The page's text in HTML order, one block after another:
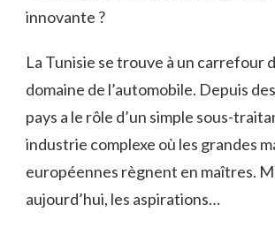
innovante ?
La Tunisie se trouve à un carrefour
domaine de l’automobile. Depuis
pays a le rôle d’un simple sous-
industrie complexe où les grandes
européennes règnent en maîtres.
aujourd’hui, les aspirations…